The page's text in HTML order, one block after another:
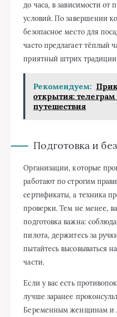
до часа, в зависимости от
условий. По завершении
безопасное место для
часто предлагает тёплый
приятный штрих
Рекомендуем:
открытия:
путешествия
Подготовка и
Организации, которые
работают по строгим
сертификаты, а техника
проверки. Тем не менее,
подготовка важна:
пилота, держитесь за
пытайтесь высовываться
части.
Если у вас есть
лучше заранее
Беременным женщинам и